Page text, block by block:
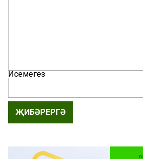
Исемегез
ҖИБӘРЕРГӘ